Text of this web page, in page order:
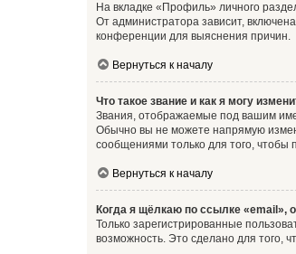
На вкладке «Профиль» личного
От администратора зависит,
конференции для выяснения причин.
Вернуться к началу
Что такое звание и как я могу
Звания, отображаемые под вашим
Обычно вы не можете напрямую
сообщениями только для того,
Вернуться к началу
Когда я щёлкаю по ссылке «email»,
Только зарегистрированные
возможность. Это сделано для того,